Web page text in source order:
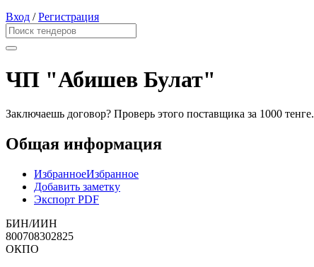
Вход /Регистрация
ЧП "Абишев Булат"
Заключаешь договор? Проверь этого поставщика за 1000 тенге.
Общая информация
ИзбранноеИзбранное
Добавить заметку
Экспорт PDF
БИН/ИИН
800708302825
ОКПО